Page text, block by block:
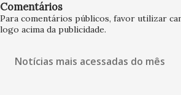
Comentários
Para comentários públicos, favor utilizar
logo acima da publicidade.
Notícias mais acessadas do mês